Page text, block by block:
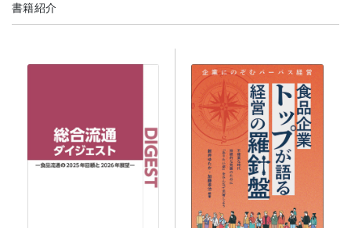
書籍紹介